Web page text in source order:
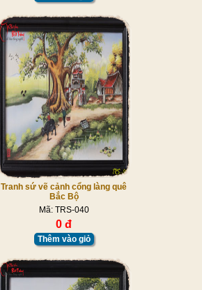
Tranh sứ vẽ cảnh cổng làng quê
Bắc Bộ
Mã: TRS-040
0 đ
Thêm vào giỏ